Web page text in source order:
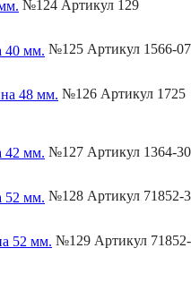
№124 Артикул 129
№125 Артикул 1566-07
№126 Артикул 1725
№127 Артикул 1364-30
№128 Артикул 71852-3
№129 Артикул 71852-